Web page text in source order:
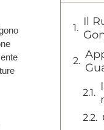
Il